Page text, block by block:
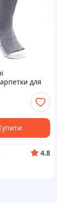
для
посилені сірі
4.8